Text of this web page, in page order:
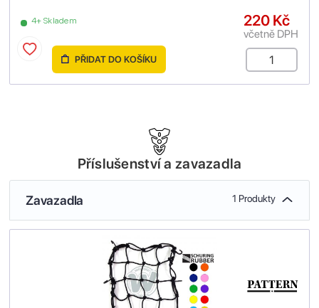
4+ Skladem 220 Kč
včetně DPH
PŘIDAT DO KOŠÍKU
Příslušenství a zavazadla
Zavazadla 1 Produkty